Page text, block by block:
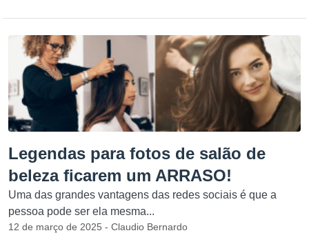
Legendas para fotos de salão de
beleza ficarem um ARRASO!
Uma das grandes vantagens das redes sociais é que a
pessoa pode ser ela mesma...
12 de março de 2025 - Claudio Bernardo